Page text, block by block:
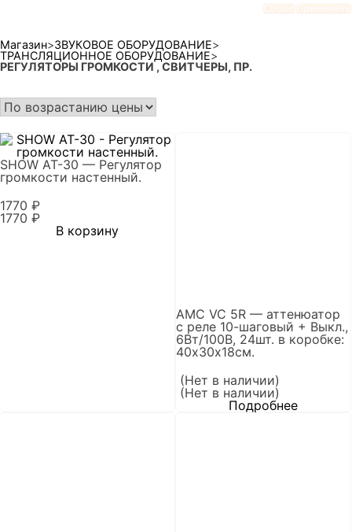
Магазин>ЗВУКОВОЕ ОБОРУДОВАНИЕ>
ТРАНСЛЯЦИОННОЕ ОБОРУДОВАНИЕ>
РЕГУЛЯТОРЫ ГРОМКОСТИ , СВИТЧЕРЫ, ПР.
SHOW AT-30 — Регулятор
громкости настенный.
1770 ₽
1770 ₽
В корзину
AMC VC 5R — аттенюатор
с реле 10-шаговый + Выкл.,
6Вт/100В, 24шт. в коробке:
40х30х18см.
(Нет в наличии)
(Нет в наличии)
Подробнее